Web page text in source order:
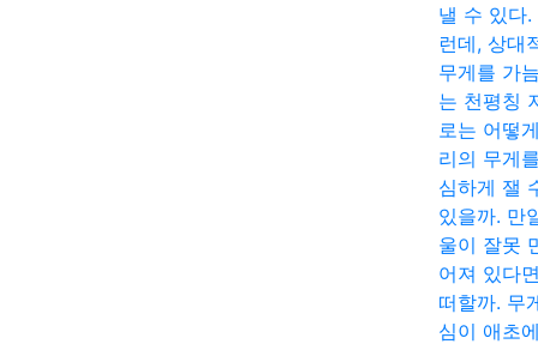
낼 수 있다.
런데, 상대
무게를 가
는 천평칭
로는 어떻
리의 무게
심하게 잴
있을까. 만
울이 잘못
어져 있다
떠할까. 무
심이 애초